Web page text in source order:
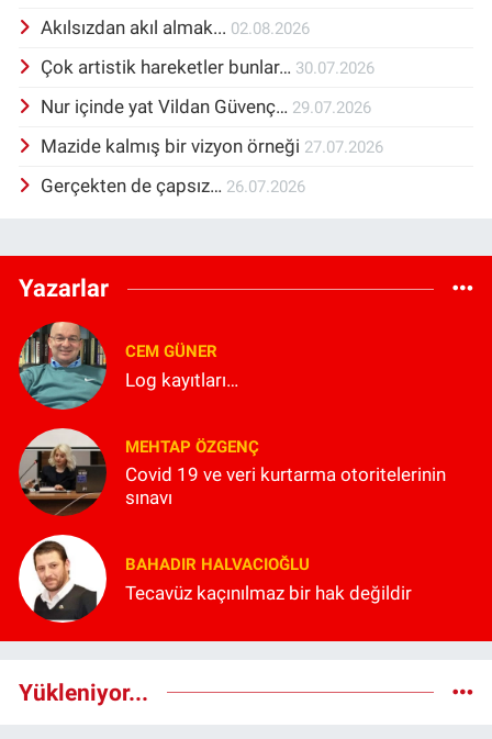
Akılsızdan akıl almak... 02.08.2026
Çok artistik hareketler bunlar… 30.07.2026
Nur içinde yat Vildan Güvenç… 29.07.2026
Mazide kalmış bir vizyon örneği 27.07.2026
Gerçekten de çapsız… 26.07.2026
Yazarlar
CEM GÜNER
Log kayıtları…
MEHTAP ÖZGENÇ
Covid 19 ve veri kurtarma otoritelerinin
sınavı
BAHADIR HALVACIOĞLU
Tecavüz kaçınılmaz bir hak değildir
Yükleniyor...